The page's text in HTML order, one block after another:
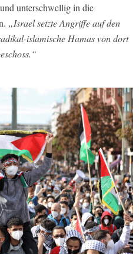
unterschwellig in die
„Israel setzte Angriffe auf den
islamische Hamas von dort